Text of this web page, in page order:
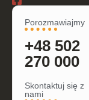
Porozmawiajmy
+48 502
270 000
Skontaktuj się z
nami